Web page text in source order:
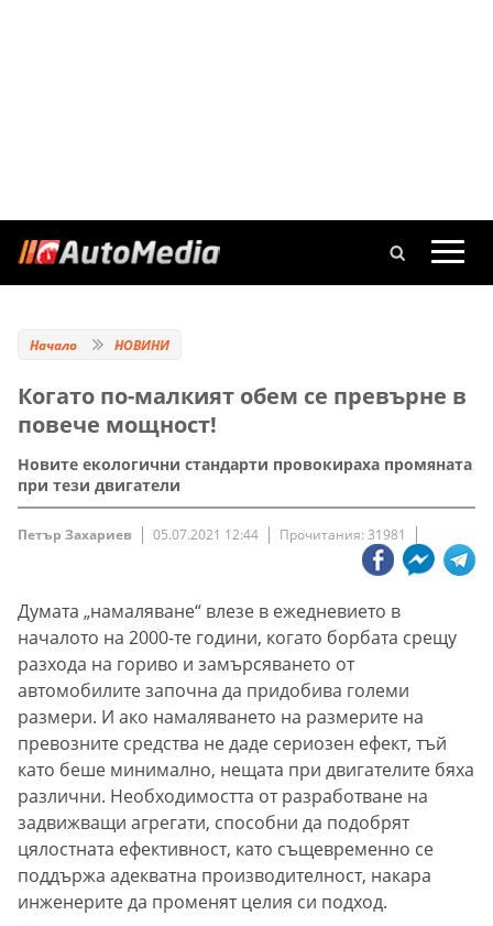
Начало НОВИНИ
Когато по-малкият обем се превърне в
повече мощност!
Новите екологични стандарти провокираха промяната
при тези двигатели
Петър Захариев 05.07.2021 12:44 Прочитания: 31981
Думата „намаляване“ влезе в ежедневието в
началото на 2000-те години, когато борбата срещу
разхода на гориво и замърсяването от
автомобилите започна да придобива големи
размери. И ако намаляването на размерите на
превозните средства не даде сериозен ефект, тъй
като беше минимално, нещата при двигателите бяха
различни. Необходимостта от разработване на
задвижващи агрегати, способни да подобрят
цялостната ефективност, като същевременно се
поддържа адекватна производителност, накара
инженерите да променят целия си подход.